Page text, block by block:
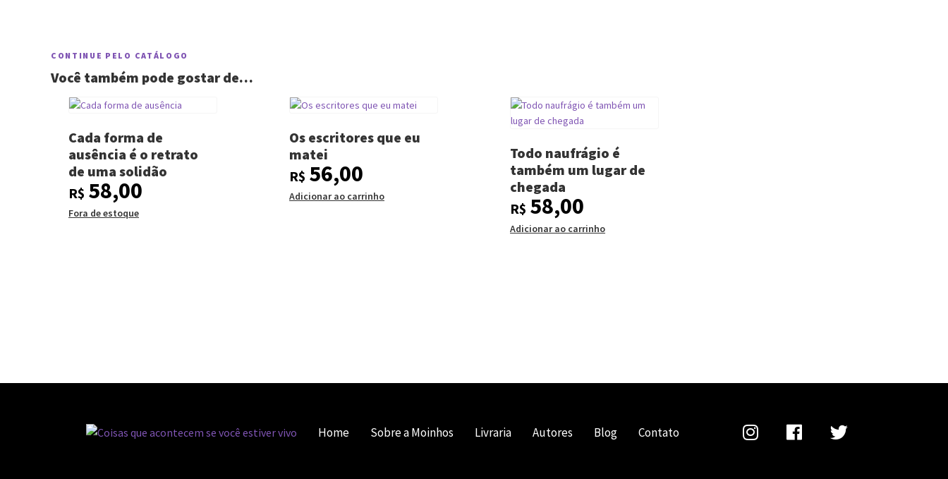
CONTINUE PELO CATÁLOGO
Você também pode gostar de…
Cada forma de
ausência é o retrato
de uma solidão
R$ 58,00
Fora de estoque
Os escritores que eu
matei
R$ 56,00
Adicionar ao carrinho
Todo naufrágio é
também um lugar de
chegada
R$ 58,00
Adicionar ao carrinho
Home Sobre a Moinhos Livraria Autores Blog Contato